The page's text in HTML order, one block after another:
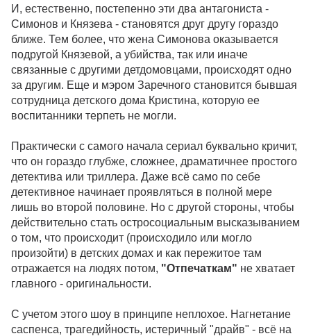
И, естественно, постепенно эти два антагониста -
Симонов и Князева - становятся друг другу гораздо
ближе. Тем более, что жена Симонова оказывается
подругой Князевой, а убийства, так или иначе
связанные с другими детдомовцами, происходят одно
за другим. Еще и мэром Заречного становится бывшая
сотрудница детского дома Кристина, которую ее
воспитанники терпеть не могли.
Практически с самого начала сериал буквально кричит,
что он гораздо глубже, сложнее, драматичнее простого
детектива или триллера. Даже всё само по себе
детективное начинает проявляться в полной мере
лишь во второй половине. Но с другой стороны, чтобы
действительно стать остросоциальным высказыванием
о том, что происходит (происходило или могло
произойти) в детских домах и как пережитое там
отражается на людях потом, "Отпечаткам" не хватает
главного - оригинальности.
С учетом этого шоу в принципе неплохое. Нагнетание
саспенса, трагедийность, истеричный "драйв" - всё на